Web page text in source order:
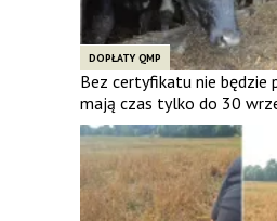
DOPŁATY QMP
Bez certyfikatu nie będzie
mają czas tylko do 30